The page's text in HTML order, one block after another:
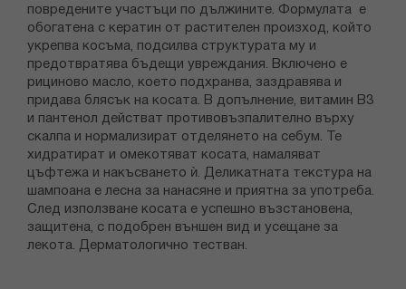
повредените участъци по дължините. Формулата е
обогатена с кератин от растителен произход, който
укрепва косъма, подсилва структурата му и
предотвратява бъдещи увреждания. Включено е
рициново масло, което подхранва, заздравява и
придава блясък на косата. В допълнение, витамин В3
и пантенол действат противовъзпалително върху
скалпа и нормализират отделянето на себум. Те
хидратират и омекотяват косата, намаляват
цъфтежа и накъсването ѝ. Деликатната текстура на
шампоана е лесна за нанасяне и приятна за употреба.
След използване косата е успешно възстановена,
защитена, с подобрен външен вид и усещане за
лекота. Дерматологично тестван.